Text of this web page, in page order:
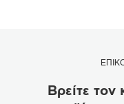
Βρείτε